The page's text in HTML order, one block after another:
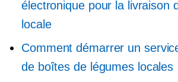
électronique pour la livraison
locale
Comment démarrer un
de boîtes de légumes locales